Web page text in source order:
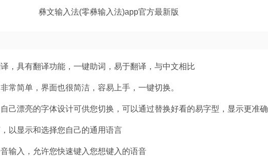
，具有翻译功能，一键助词，易于翻译，与中文相比
常简单，界面也很简洁，容易上手，一键切换。
己漂亮的字体设计可供您切换，可以通过替换好看的易字型，显示更准确
以显示和选择您自己的通用语言
输入，允许您快速键入您想键入的语音